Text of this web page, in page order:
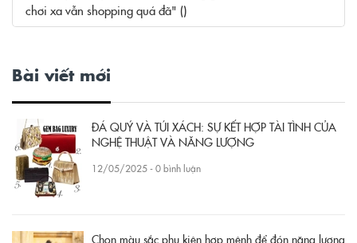
chơi xa vẫn shopping quá đã" ()
Bài viết mới
ĐÁ QUÝ VÀ TÚI XÁCH: SỰ KẾT HỢP TÀI TÌNH CỦA
NGHỆ THUẬT VÀ NĂNG LƯỢNG
12/05/2025 - 0 bình luận
Chọn màu sắc phụ kiện hợp mệnh để đón năng lượng